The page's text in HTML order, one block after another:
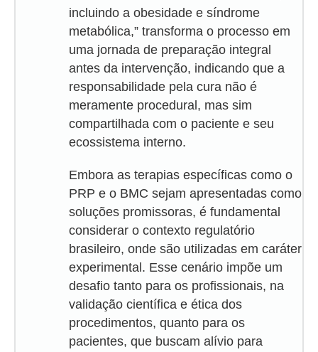
incluindo a obesidade e síndrome
metabólica,” transforma o processo em
uma jornada de preparação integral
antes da intervenção, indicando que a
responsabilidade pela cura não é
meramente procedural, mas sim
compartilhada com o paciente e seu
ecossistema interno.
Embora as terapias específicas como o
PRP e o BMC sejam apresentadas como
soluções promissoras, é fundamental
considerar o contexto regulatório
brasileiro, onde são utilizadas em caráter
experimental. Esse cenário impõe um
desafio tanto para os profissionais, na
validação científica e ética dos
procedimentos, quanto para os
pacientes, que buscam alívio para